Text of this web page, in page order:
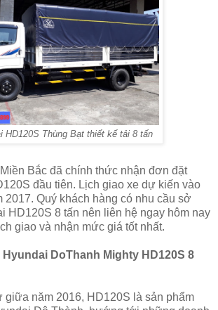
HD120S Thùng Bạt thiết kế tải 8 tấn
Bắc đã chính thức nhận đơn đặt
đầu tiên. Lịch giao xe dự kiến vào
2017. Quý khách hàng có nhu cầu sở
HD120S 8 tấn nên liên hệ ngay hôm nay
giao và nhận mức giá tốt nhất.
DoThanh Mighty HD120S 8
năm 2016, HD120S là sản phẩm